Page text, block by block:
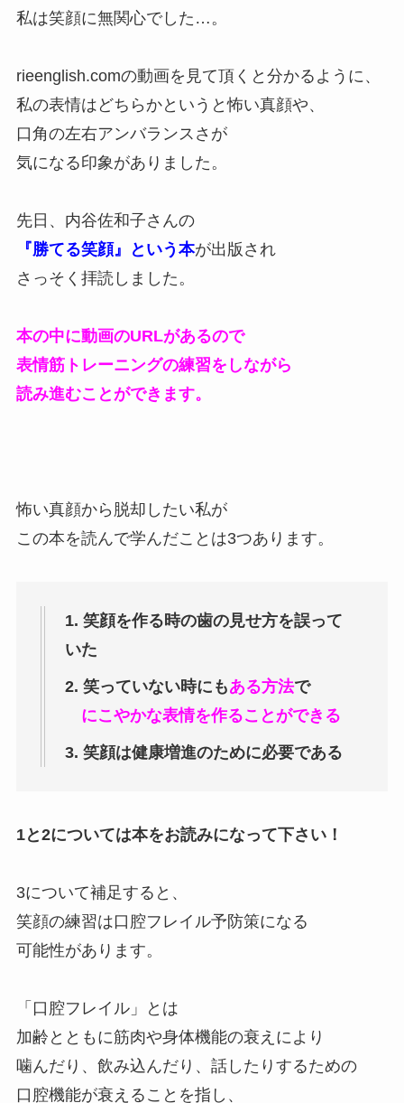
私は笑顔に無関心でした…。
rieenglish.comの動画を見て頂くと分かるように、
私の表情はどちらかというと怖い真顔や、
口角の左右アンバランスさが
気になる印象がありました。
先日、内谷佐和子さんの
『勝てる笑顔』という本が出版され
さっそく拝読しました。
本の中に動画のURLがあるので
表情筋トレーニングの練習をしながら
読み進むことができます。
怖い真顔から脱却したい私が
この本を読んで学んだことは3つあります。
1. 笑顔を作る時の歯の見せ方を誤って
いた
2. 笑っていない時にもある方法で
にこやかな表情を作ることができる
3. 笑顔は健康増進のために必要である
1と2については本をお読みになって下さい！
3について補足すると、
笑顔の練習は口腔フレイル予防策になる
可能性があります。
「口腔フレイル」とは
加齢とともに筋肉や身体機能の衰えにより
噛んだり、飲み込んだり、話したりするための
口腔機能が衰えることを指し、